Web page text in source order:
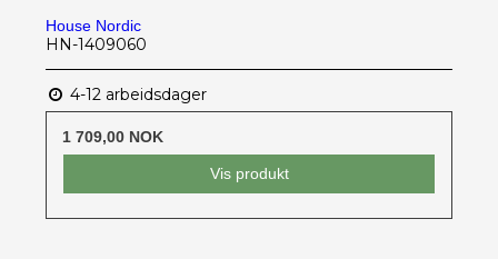
House Nordic
HN-1409060
4-12 arbeidsdager
1 709,00 NOK
Vis produkt